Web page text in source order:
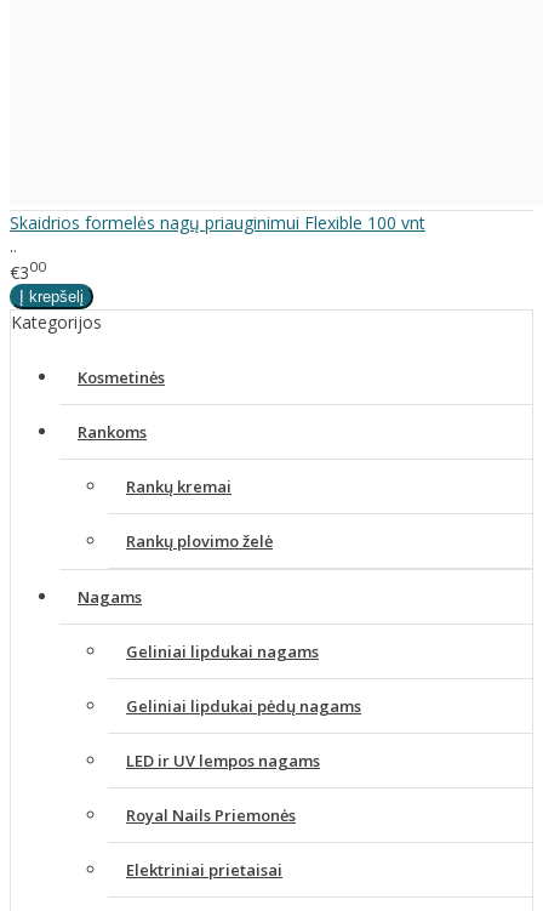
Skaidrios formelės nagų priauginimui Flexible 100 vnt
..
€300
Kategorijos
Kosmetinės
Rankoms
Rankų kremai
Rankų plovimo želė
Nagams
Geliniai lipdukai nagams
Geliniai lipdukai pėdų nagams
LED ir UV lempos nagams
Royal Nails Priemonės
Elektriniai prietaisai